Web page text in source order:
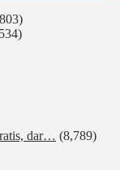
dar… (8,789)